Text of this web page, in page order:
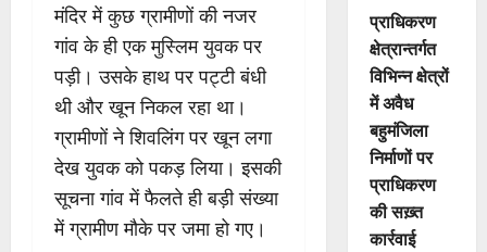
मंदिर में कुछ ग्रामीणों की नजर
गांव के ही एक मुस्लिम युवक पर
पड़ी। उसके हाथ पर पट्टी बंधी
थी और खून निकल रहा था।
ग्रामीणों ने शिवलिंग पर खून लगा
देख युवक को पकड़ लिया। इसकी
सूचना गांव में फैलते ही बड़ी संख्या
में ग्रामीण मौके पर जमा हो गए।
प्राधिकरण
क्षेत्रान्तर्गत
विभिन्न क्षेत्रों
में अवैध
बहुमंजिला
निर्माणों पर
प्राधिकरण
की सख़्त
कार्रवाई